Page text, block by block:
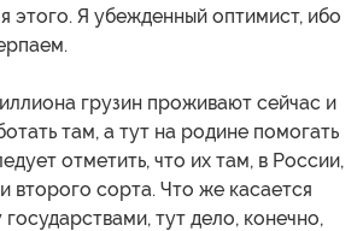
этого. Я убежденный оптимист, ибо
грузин проживают сейчас и
там, а тут на родине помогать
отметить, что их там, в России,
второго сорта. Что же касается
тут дело, конечно,